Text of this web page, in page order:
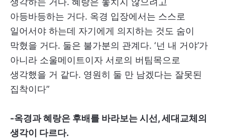
아등바등하는 거다. 옥경 입장에서는 스스로
일어서야 하는데 자기에게 의지하는 것도 숨이
막혔을 거다. 둘은 불가분의 관계다. ‘넌 내 거야’가
아니라 소울메이트이자 서로의 버팀목으로
생각했을 거 같다. 영원히 둘 만 남겠다는 잘못된
집착이다”
-옥경과 혜랑은 후배를 바라보는 시선, 세대교체의
생각이 다르다.